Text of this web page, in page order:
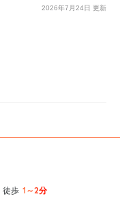
2026年7月24日 更新
徒歩 1～2分